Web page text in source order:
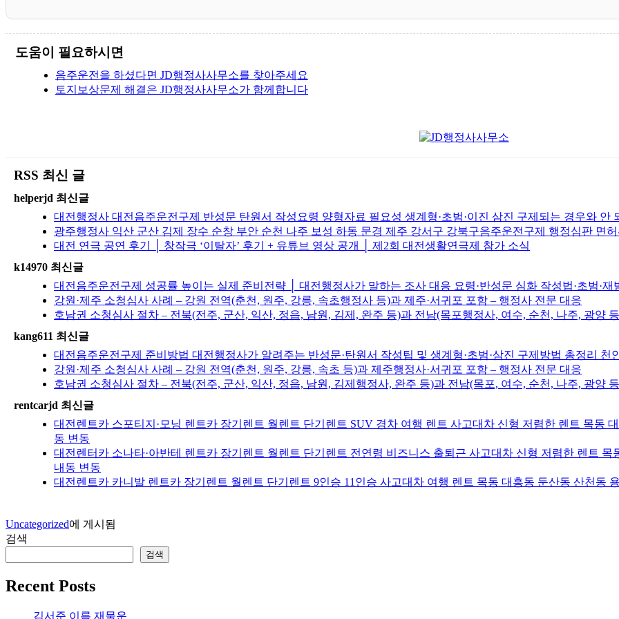
도움이 필요하시면
음주운전을 하셨다면 JD행정사사무소를 찾아주세요
토지보상문제 해결은 JD행정사사무소가 함께합니다
RSS 최신 글
helperjd 최신글
대전행정사 대전음주운전구제 반성문 탄원서 작성요령 양형자료 필요성 생계형·초범·이진 삼진 구제되는 경우와 안
광주행정사 익산 군산 김제 장수 순창 부안 순천 나주 보성 하동 문경 제주 강서구 강북구음주운전구제 행정심판 면
대전 연극 공연 후기 │ 창작극 ‘이탈자’ 후기 + 유튜브 영상 공개 │ 제2회 대전생활연극제 참가 소식
k14970 최신글
대전음주운전구제 성공률 높이는 실제 준비전략 │ 대전행정사가 말하는 조사 대응 요령·반성문 심화 작성법·초범·재
강원·제주 소청심사 사례 – 강원 전역(춘천, 원주, 강릉, 속초행정사 등)과 제주·서귀포 포함 – 행정사 전문 대응
호남권 소청심사 절차 – 전북(전주, 군산, 익산, 정읍, 남원, 김제, 완주 등)과 전남(목포행정사, 여수, 순천, 나주, 광양
kang611 최신글
대전음주운전구제 준비방법 대전행정사가 알려주는 반성문·탄원서 작성팁 및 생계형·초범·삼진 구제방법 총정리
강원·제주 소청심사 사례 – 강원 전역(춘천, 원주, 강릉, 속초 등)과 제주행정사·서귀포 포함 – 행정사 전문 대응
호남권 소청심사 절차 – 전북(전주, 군산, 익산, 정읍, 남원, 김제행정사, 완주 등)과 전남(목포, 여수, 순천, 나주, 광양
rentcarjd 최신글
대전렌트카 스포티지·모닝 렌트카 장기렌트 월렌트 단기렌트 SUV 경차 여행 렌트 사고대차 신형 저렴한 렌트 목동
동 변동
대전렌터카 소나타·아반테 렌트카 장기렌트 월렌트 단기렌트 전연령 비즈니스 출퇴근 사고대차 신형 저렴한 렌트
내동 변동
대전렌트카 카니발 렌트카 장기렌트 월렌트 단기렌트 9인승 11인승 사고대차 여행 렌트 목동 대흥동 둔산동 산천동
Uncategorized에 게시됨
검색
검색
Recent Posts
김서준 이름 재물운